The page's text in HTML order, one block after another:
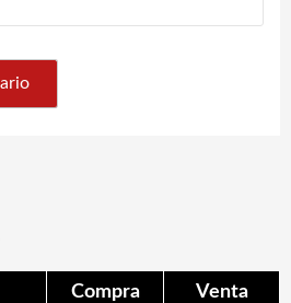
Compra Venta